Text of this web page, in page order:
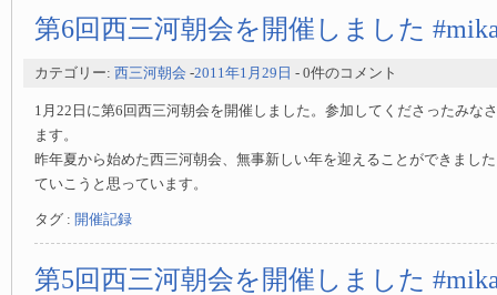
第6回西三河朝会を開催しました
カテゴリー: 西三河朝会 -2011年1月29日 - 0件のコメント
1月22日に第6回西三河朝会を開催しました。参加してくださったみな
ます。
昨年夏から始めた西三河朝会、無事新しい年を迎えることができまし
ていこうと思っています。
タグ : 開催記録
第5回西三河朝会を開催しました